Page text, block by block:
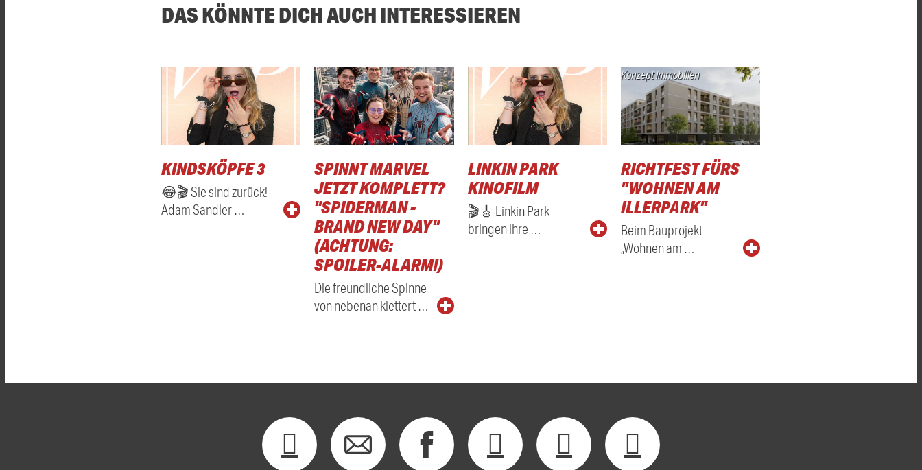
DAS KÖNNTE DICH AUCH INTERESSIEREN
KINDSKÖPFE 3
😂🎬 Sie sind zurück!
Adam Sandler …
SPINNT MARVEL
JETZT KOMPLETT?
"SPIDERMAN -
BRAND NEW DAY"
(ACHTUNG:
SPOILER-ALARM!)
Die freundliche Spinne
von nebenan klettert …
LINKIN PARK
KINOFILM
🎬🎸 Linkin Park
bringen ihre …
Konzept Immobilien
RICHTFEST FÜRS
"WOHNEN AM
ILLERPARK"
Beim Bauprojekt
„Wohnen am …